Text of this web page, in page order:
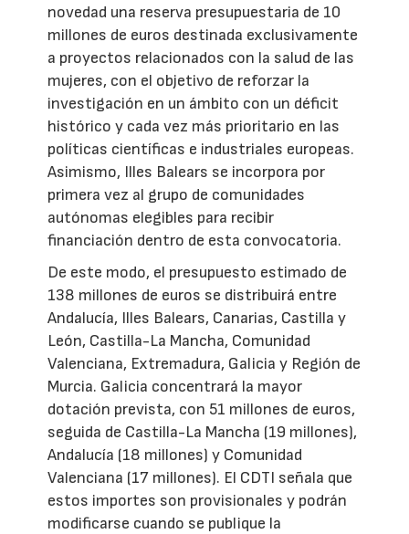
novedad una reserva presupuestaria de 10
millones de euros destinada exclusivamente
a proyectos relacionados con la salud de las
mujeres, con el objetivo de reforzar la
investigación en un ámbito con un déficit
histórico y cada vez más prioritario en las
políticas científicas e industriales europeas.
Asimismo, Illes Balears se incorpora por
primera vez al grupo de comunidades
autónomas elegibles para recibir
financiación dentro de esta convocatoria.
De este modo, el presupuesto estimado de
138 millones de euros se distribuirá entre
Andalucía, Illes Balears, Canarias, Castilla y
León, Castilla-La Mancha, Comunidad
Valenciana, Extremadura, Galicia y Región de
Murcia. Galicia concentrará la mayor
dotación prevista, con 51 millones de euros,
seguida de Castilla-La Mancha (19 millones),
Andalucía (18 millones) y Comunidad
Valenciana (17 millones). El CDTI señala que
estos importes son provisionales y podrán
modificarse cuando se publique la